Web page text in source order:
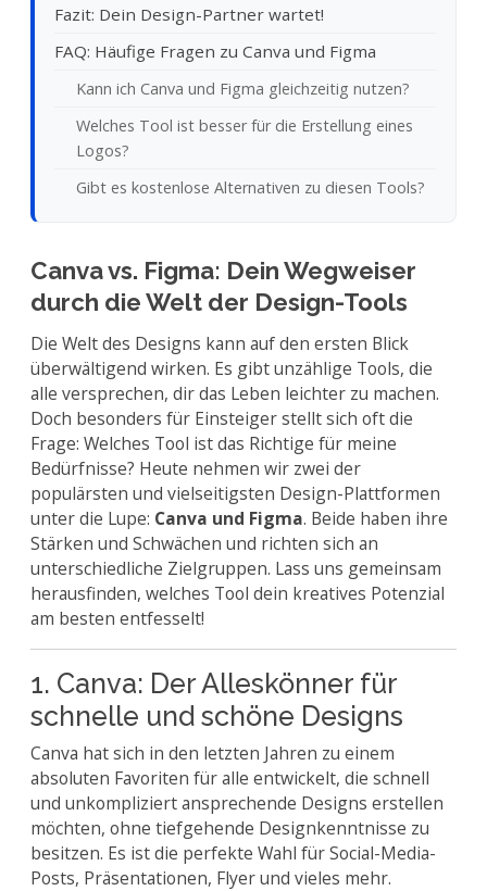
Fazit: Dein Design-Partner wartet!
FAQ: Häufige Fragen zu Canva und Figma
Kann ich Canva und Figma gleichzeitig nutzen?
Welches Tool ist besser für die Erstellung eines
Logos?
Gibt es kostenlose Alternativen zu diesen Tools?
Canva vs. Figma: Dein Wegweiser
durch die Welt der Design-Tools
Die Welt des Designs kann auf den ersten Blick
überwältigend wirken. Es gibt unzählige Tools, die
alle versprechen, dir das Leben leichter zu machen.
Doch besonders für Einsteiger stellt sich oft die
Frage: Welches Tool ist das Richtige für meine
Bedürfnisse? Heute nehmen wir zwei der
populärsten und vielseitigsten Design-Plattformen
unter die Lupe: Canva und Figma. Beide haben ihre
Stärken und Schwächen und richten sich an
unterschiedliche Zielgruppen. Lass uns gemeinsam
herausfinden, welches Tool dein kreatives Potenzial
am besten entfesselt!
1. Canva: Der Alleskönner für
schnelle und schöne Designs
Canva hat sich in den letzten Jahren zu einem
absoluten Favoriten für alle entwickelt, die schnell
und unkompliziert ansprechende Designs erstellen
möchten, ohne tiefgehende Designkenntnisse zu
besitzen. Es ist die perfekte Wahl für Social-Media-
Posts, Präsentationen, Flyer und vieles mehr.